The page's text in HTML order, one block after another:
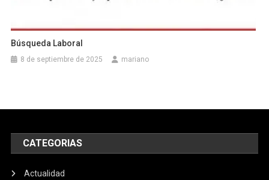
Búsqueda Laboral
8 de septiembre de 2025 mariano
CATEGORIAS
Actualidad